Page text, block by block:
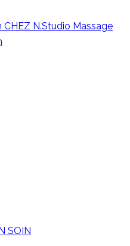
CHEZ N.Studio Massage
SOIN